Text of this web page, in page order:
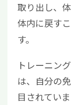
取り出し、
体内に戻す
す。
トレーニン
は、自分の
目されていま